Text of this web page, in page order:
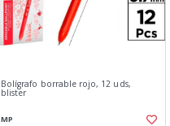
Bolígrafo borrable rojo, 12 uds,
blister
MP